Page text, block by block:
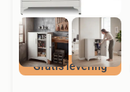
Gratis levering